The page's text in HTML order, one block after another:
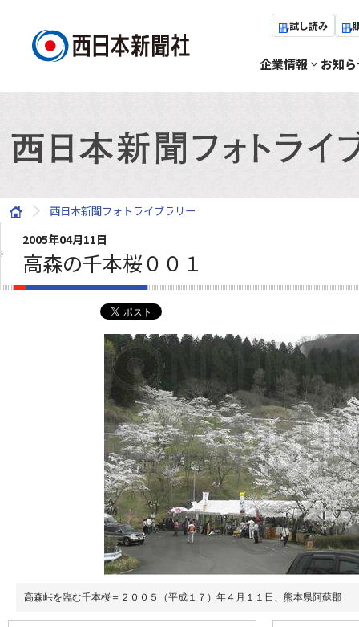
試し読み
企業情報 お知
西日本新聞フォトライブラリー
2005年04月11日
高森の千本桜００１
高森峠を臨む千本桜＝２００５（平成１７）年４月１１日、熊本県阿蘇郡